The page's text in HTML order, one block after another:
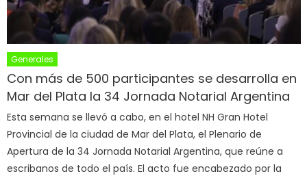
Generales
Con más de 500 participantes se desarrolla en
Mar del Plata la 34 Jornada Notarial Argentina
Esta semana se llevó a cabo, en el hotel NH Gran Hotel
Provincial de la ciudad de Mar del Plata, el Plenario de
Apertura de la 34 Jornada Notarial Argentina, que reúne a
escribanos de todo el país. El acto fue encabezado por la